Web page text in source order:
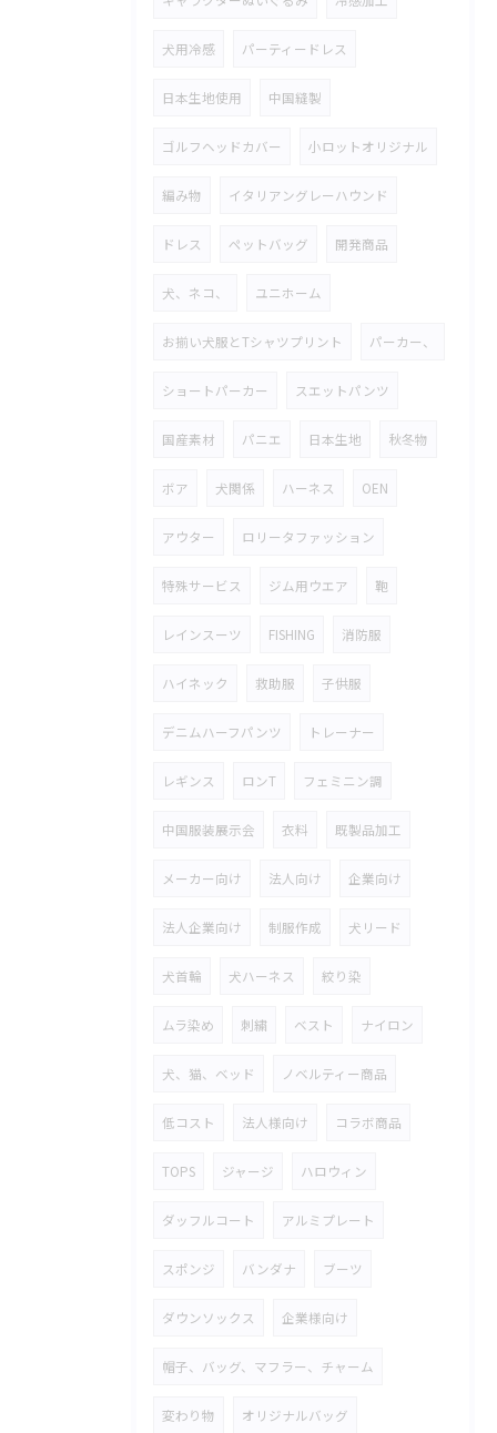
犬用冷感 パーティードレス
日本生地使用 中国縫製
ゴルフヘッドカバー 小ロットオリジナル
編み物 イタリアングレーハウンド
ドレス ペットバッグ 開発商品
犬、ネコ、 ユニホーム
お揃い犬服とTシャツプリント パーカー、
ショートパーカー スエットパンツ
国産素材 パニエ 日本生地 秋冬物
ボア 犬関係 ハーネス OEN
アウター ロリータファッション
特殊サービス ジム用ウエア 鞄
レインスーツ FISHING 消防服
ハイネック 救助服 子供服
デニムハーフパンツ トレーナー
レギンス ロンT フェミニン調
中国服装展示会 衣料 既製品加工
メーカー向け 法人向け 企業向け
法人企業向け 制服作成 犬リード
犬首輪 犬ハーネス 絞り染
ムラ染め 刺繍 ベスト ナイロン
犬、猫、ベッド ノベルティー商品
低コスト 法人様向け コラボ商品
TOPS ジャージ ハロウィン
ダッフルコート アルミプレート
スポンジ バンダナ ブーツ
ダウンソックス 企業様向け
帽子、バッグ、マフラー、チャーム
変わり物 オリジナルバッグ